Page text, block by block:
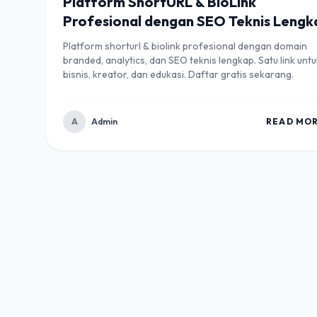
Profesional dengan SEO Teknis
Platform shorturl & biolink profesional dengan domain
branded, analytics, dan SEO teknis lengkap. Satu link
bisnis, kreator, dan edukasi. Daftar gratis sekarang.
A Admin READ